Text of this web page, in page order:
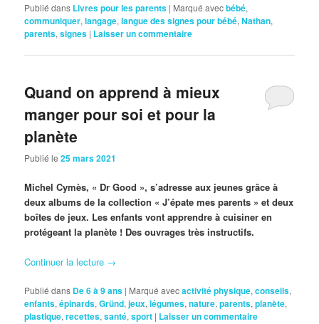
Publié dans Livres pour les parents | Marqué avecbébé,
communiquer,langage,langue des signes pour bébé,Nathan,
parents,signes | Laisser un commentaire
Quand on apprend à mieux
manger pour soi et pour la
planète
Publié le25 mars 2021
Michel Cymès, « Dr Good », s’adresse aux jeunes grâce à
deux albums de la collection « J’épate mes parents » et deux
boîtes de jeux. Les enfants vont apprendre à cuisiner en
protégeant la planète ! Des ouvrages très instructifs.
Continuer la lecture →
Publié dans De 6 à 9 ans | Marqué avecactivité physique,conseils,
enfants,épinards,Gründ,jeux,légumes,nature,parents,planète,
plastique,recettes,santé,sport | Laisser un commentaire